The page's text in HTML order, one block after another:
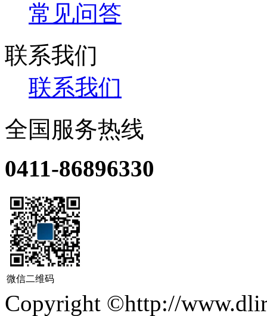
常见问答
联系我们
联系我们
全国服务热线
0411-86896330
微信二维码
Copyright ©http://